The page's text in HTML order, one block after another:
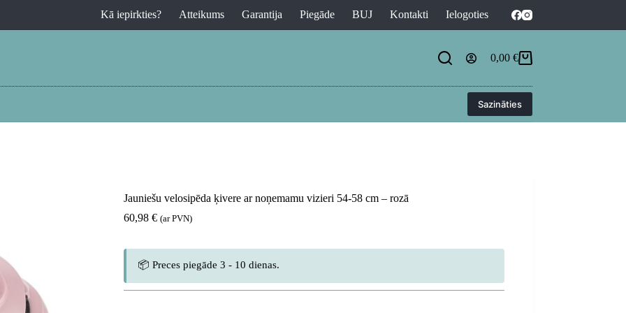
Kā iepirkties? Atteikums Garantija Piegāde BUJ Kontakti Ielogoties
Shopping
0,00 €
Sazināties
Jauniešu velosipēda ķivere ar noņemamu vizieri 54-58 cm – rozā
60,98 € (ar PVN)
📦 Preces piegāde 3 - 10 dienas.